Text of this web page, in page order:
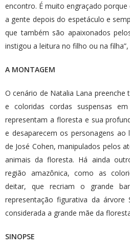
encontro. É muito engraçado
a gente depois do espetáculo e
que também são apaixonados
instigou a leitura no filho ou na
A MONTAGEM
O cenário de Natalia Lana
e coloridas cordas suspensas
representam a floresta e sua
e desaparecem os personagens
de José Cohen, manipulados pelos
animais da floresta. Há ainda
região amazônica, como as
deitar, que recriam o grande
representação figurativa da árvore
considerada a grande mãe da
SINOPSE